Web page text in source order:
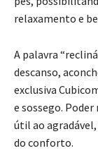
relaxamento e
A palavra
descanso,
exclusiva
e sossego.
útil ao
do conforto.